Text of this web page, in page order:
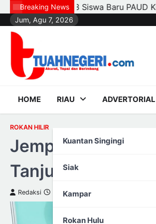
Skip
content
Breaking News
Mampu Polsek Kandis dan
Jum, Agu 7, 2026
HOME RIAU
Kuantan Singingi
Siak
Kampar
Rokan Hulu
ADVERTORIAL
ROKAN HILIR
Jemput Bola,
Tanjung Medan
Redaksi 4 Maret 2023